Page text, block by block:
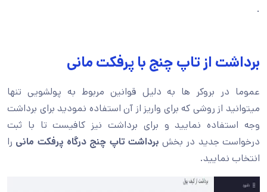
.
برداشت از تاپ چنج با پرفکت مانی
عموما در بروکر ها به دلیل قوانین مربوط به پولشویی تنها
میتوانید از روشی که برای واریز از آن استفاده نمودید برای برداشت
وجه استفاده نمایید و برای برداشت نیز کافیست تا با ثبت
درخواست جدید در بخش برداشت تاپ چنج درگاه پرفکت مانی را
انتخاب نمایید.